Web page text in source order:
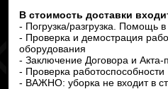
В стоимость доставки
- Погрузка/разгрузка. Помощь
- Проверка и демострация
оборудования
- Заключение Договора и
- Проверка работоспособности
- ВАЖНО: уборка не входит в